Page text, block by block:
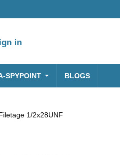
in
SPYPOINT BLOGS
1/2x28UNF